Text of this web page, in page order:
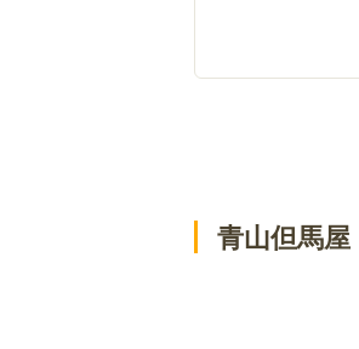
青山但馬屋